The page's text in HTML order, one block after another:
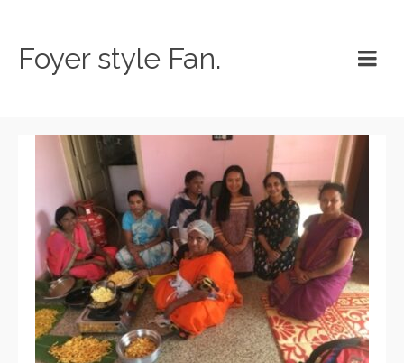
Foyer style Fan.